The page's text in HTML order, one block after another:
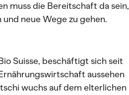
muss die Bereitschaft da sein,
neue Wege zu gehen.
Suisse, beschäftigt sich seit
aussehen
wuchs auf dem elterlichen